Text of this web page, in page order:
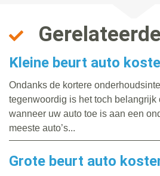
Kleine beurt auto
Ondanks de kortere
tegenwoordig is het toch belangrijk
wanneer uw auto toe is aan een
meeste auto’s...
Grote beurt auto